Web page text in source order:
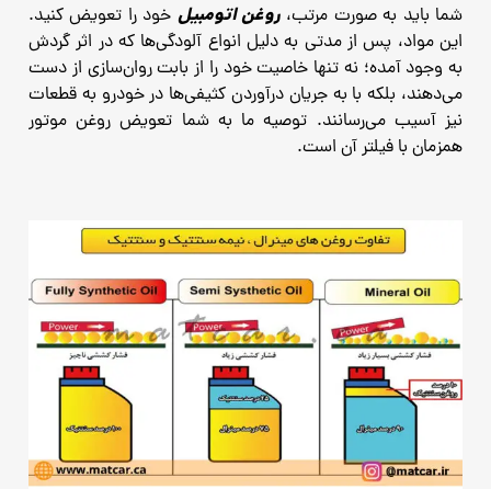
شما باید به صورت مرتب، روغن اتومبیل خود را تعویض کنید.
این مواد، پس از مدتی به دلیل انواع آلودگی‌ها که در اثر گردش
به وجود آمده‌؛ نه تنها خاصیت خود را از بابت روان‌سازی از دست
می‌دهند، بلکه با به جریان درآوردن کثیفی‌ها در خودرو به قطعات
نیز آسیب می‌رسانند. توصیه ما به شما تعویض روغن موتور
همزمان با فیلتر آن است.